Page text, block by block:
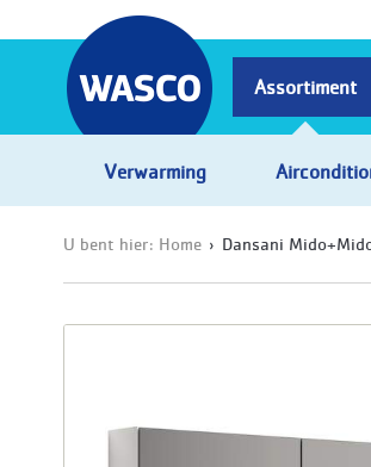
Assortiment
Verwarming
U bent hier: Home Dansani